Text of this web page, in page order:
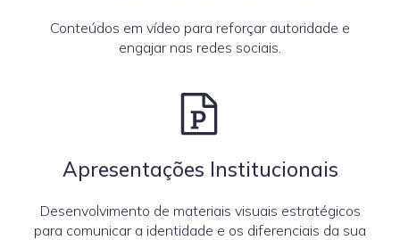
Conteúdos em vídeo para reforçar autoridade e
engajar nas redes sociais.
Apresentações Institucionais
Desenvolvimento de materiais visuais estratégicos
para comunicar a identidade e os diferenciais da sua